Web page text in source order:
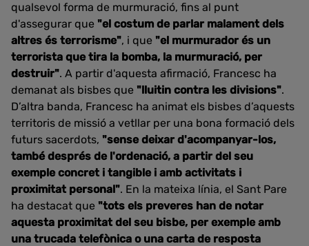
qualsevol forma de murmuració, fins al punt
d'assegurar que "el costum de parlar malament dels
altres és terrorisme", i que "el murmurador és un
terrorista que tira la bomba, la murmuració, per
destruir". A partir d'aquesta afirmació, Francesc ha
demanat als bisbes que "lluitin contra les divisions".
D’altra banda, Francesc ha animat els bisbes d’aquests
territoris de missió a vetllar per una bona formació dels
futurs sacerdots, "sense deixar d'acompanyar-los,
també després de l'ordenació, a partir del seu
exemple concret i tangible i amb activitats i
proximitat personal". En la mateixa línia, el Sant Pare
ha destacat que "tots els preveres han de notar
aquesta proximitat del seu bisbe, per exemple amb
una trucada telefònica o una carta de resposta